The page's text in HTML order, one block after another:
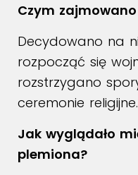
Czym
Decydowano na
rozpocząć się
rozstrzygano
ceremonie religijne.
Jak wyglądało
plemiona?